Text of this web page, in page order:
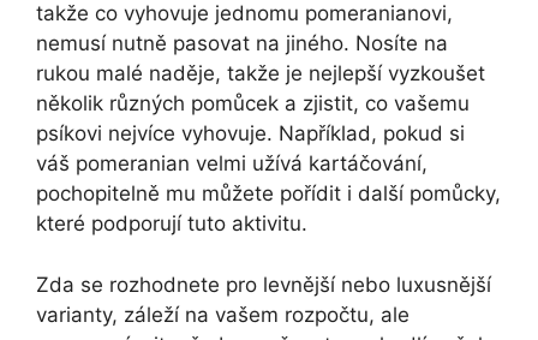
takže co vyhovuje jednomu pomeranianovi,
nemusí nutně pasovat na jiného. Nosíte na
rukou malé naděje, takže je nejlepší vyzkoušet
několik různých pomůcek a zjistit, co vašemu
psíkovi nejvíce vyhovuje. Například, pokud si
váš pomeranian velmi užívá kartáčování,
pochopitelně mu můžete pořídit i další pomůcky,
které podporují tuto aktivitu.
Zda se rozhodnete pro levnější nebo luxusnější
varianty, záleží na vašem rozpočtu, ale